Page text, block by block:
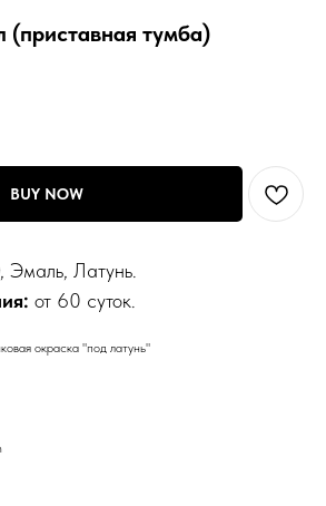
(приставная тумба)
BUY NOW
Латунь.
от 60 суток.
окраска "под латунь"